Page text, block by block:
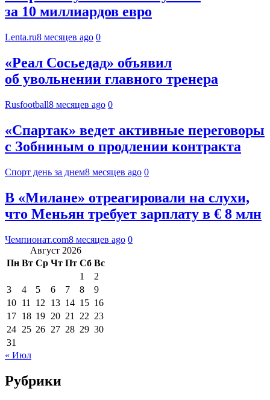
за 10 миллиардов евро
Lenta.ru8 месяцев ago 0
«Реал Сосьедад» объявил
об увольнении главного тренера
Rusfootball8 месяцев ago 0
«Спартак» ведет активные переговоры
с Зобниным о продлении контракта
Спорт день за днем8 месяцев ago 0
В «Милане» отреагировали на слухи,
что Меньян требует зарплату в € 8 млн
Чемпионат.com8 месяцев ago 0
Август 2026
Пн Вт Ср Чт Пт Сб Вс
1
2
3
4 5 6 7 8
9
10 11 12 13 14 15 16
17 18 19 20 21 22 23
24 25 26 27 28 29 30
31
« Июл
Рубрики